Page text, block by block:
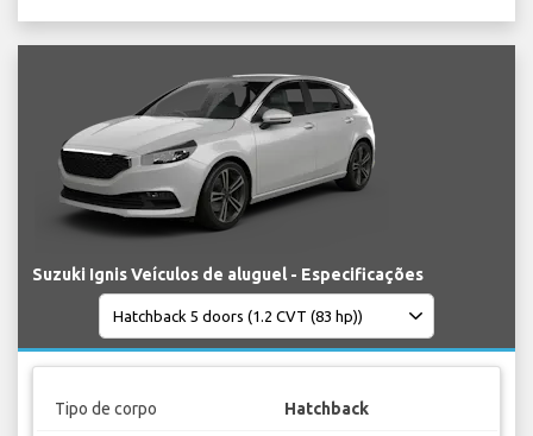
Suzuki Ignis Veículos de aluguel - Especificações
Tipo de corpo Hatchback